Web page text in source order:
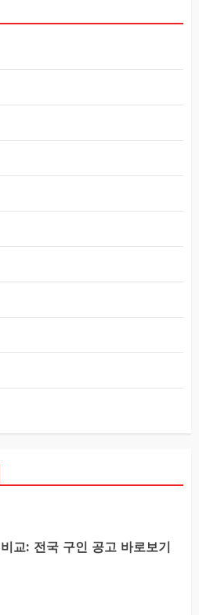
교: 전국 구인 공고 바로보기